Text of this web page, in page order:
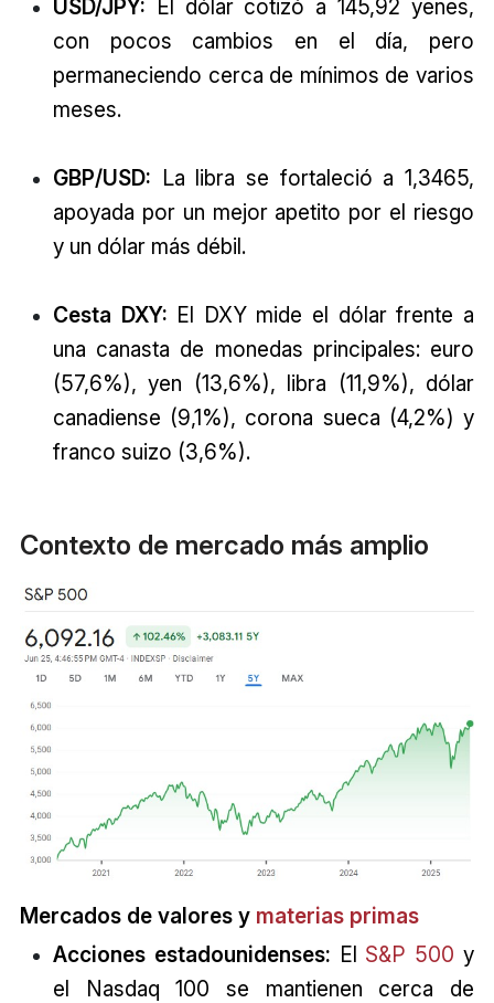
USD/JPY: El dólar cotizó a 145,92 yenes,
con pocos cambios en el día, pero
permaneciendo cerca de mínimos de varios
meses.
GBP/USD: La libra se fortaleció a 1,3465,
apoyada por un mejor apetito por el riesgo
y un dólar más débil.
Cesta DXY: El DXY mide el dólar frente a
una canasta de monedas principales: euro
(57,6%), yen (13,6%), libra (11,9%), dólar
canadiense (9,1%), corona sueca (4,2%) y
franco suizo (3,6%).
Contexto de mercado más amplio
Mercados de valores y materias primas
Acciones estadounidenses: El S&P 500 y
el Nasdaq 100 se mantienen cerca de